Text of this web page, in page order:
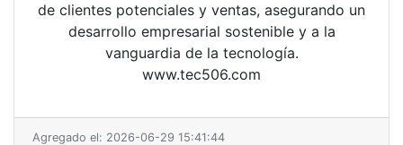
de clientes potenciales y ventas, asegurando un
desarrollo empresarial sostenible y a la
vanguardia de la tecnología.
www.tec506.com
Agregado el: 2026-06-29 15:41:44